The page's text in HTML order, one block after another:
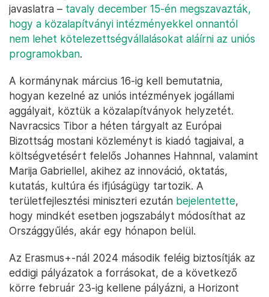
javaslatra – tavaly december 15-én megszavazták,
hogy a közalapítványi intézményekkel onnantól
nem lehet kötelezettségvállalásokat aláírni az uniós
programokban.
A kormánynak március 16-ig kell bemutatnia,
hogyan kezelné az uniós intézmények jogállami
aggályait, köztük a közalapítványok helyzetét.
Navracsics Tibor a héten tárgyalt az Európai
Bizottság mostani közleményt is kiadó tagjaival, a
költségvetésért felelős Johannes Hahnnal, valamint
Marija Gabriellel, akihez az innováció, oktatás,
kutatás, kultúra és ifjúságügy tartozik. A
területfejlesztési miniszteri ezután bejelentette,
hogy mindkét esetben jogszabályt módosíthat az
Országgyűlés, akár egy hónapon belül.
Az Erasmus+-nál 2024 második feléig biztosítják az
eddigi pályázatok a forrásokat, de a következő
körre február 23-ig kellene pályázni, a Horizont